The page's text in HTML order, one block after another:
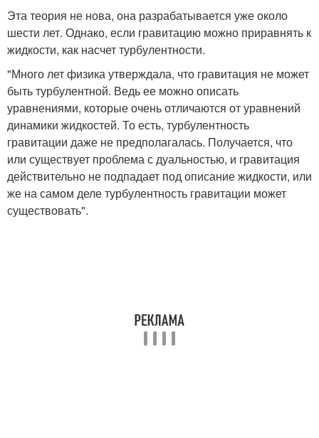
Эта теория не нова, она разрабатывается уже около
шести лет. Однако, если гравитацию можно приравнять к
жидкости, как насчет турбулентности.
"Много лет физика утверждала, что гравитация не может
быть турбулентной. Ведь ее можно описать
уравнениями, которые очень отличаются от уравнений
динамики жидкостей. То есть, турбулентность
гравитации даже не предполагалась. Получается, что
или существует проблема с дуальностью, и гравитация
действительно не подпадает под описание жидкости, или
же на самом деле турбулентность гравитации может
существовать".